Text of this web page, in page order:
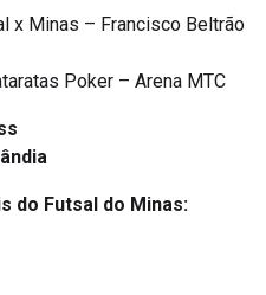
x Minas – Francisco Beltrão
Poker – Arena MTC
do Futsal do Minas: